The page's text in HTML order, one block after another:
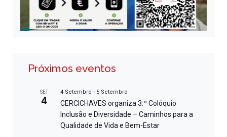
Próximos eventos
SET
4
4 Setembro - 5 Setembro
CERCICHAVES organiza 3.º Colóquio
Inclusão e Diversidade – Caminhos para a
Qualidade de Vida e Bem-Estar